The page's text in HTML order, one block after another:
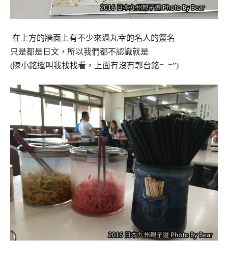
在上方的牆面上有不少來過丸幸的名人的簽名
只是都是日文，所以我們都不認識就是
(陳小銘還叫我找找看，上面有沒有郭台銘= =”)